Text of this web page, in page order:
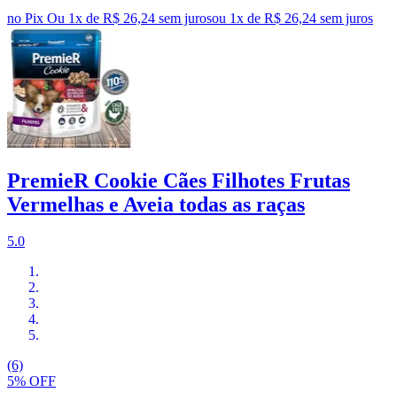
no Pix Ou 1x de R$ 26,24 sem jurosou 1x de R$ 26,24 sem juros
PremieR Cookie Cães Filhotes Frutas
Vermelhas e Aveia todas as raças
5.0
(6)
5% OFF